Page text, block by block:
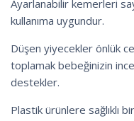
Ayarlanabilir kemerleri
kullanıma uygundur.
Düşen yiyecekler önlük
toplamak bebeğinizin
destekler.
Plastik ürünlere sağlıklı